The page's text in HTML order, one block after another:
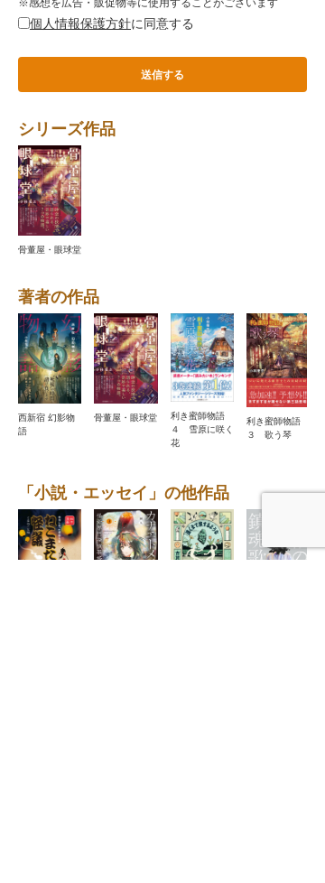
※感想を広告・販促物等に使用することがございます
個人情報保護方針に同意する
シリーズ作品
骨董屋・眼球堂
著者の作品
西新宿 幻影物
語
骨董屋・眼球堂
利き蜜師物語
４ 雪原に咲く
花
利き蜜師物語
３ 歌う琴
「小説・エッセイ」の他作品